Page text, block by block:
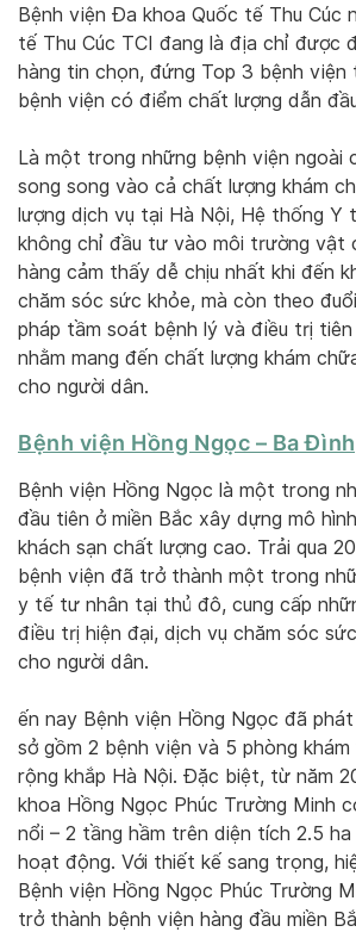
Bệnh viện Đa khoa Quốc tế Thu Cúc
tế Thu Cúc TCI đang là địa chỉ được
hàng tin chọn, đứng Top 3 bệnh
bệnh viện có điểm chất lượng dẫn
Là một trong những bệnh viện ngoài
song song vào cả chất lượng khám
lượng dịch vụ tại Hà Nội, Hệ thống Y
không chỉ đầu tư vào môi trường vật
hàng cảm thấy dễ chịu nhất khi đến
chăm sóc sức khỏe, mà còn theo
pháp tầm soát bệnh lý và điều trị
nhằm mang đến chất lượng khám
cho người dân.
Bệnh viện Hồng Ngọc – Ba
Bệnh viện Hồng Ngọc là một trong
đầu tiên ở miền Bắc xây dựng mô
khách sạn chất lượng cao. Trải qua
bệnh viện đã trở thành một trong
y tế tư nhân tại thủ đô, cung cấp
điều trị hiện đại, dịch vụ chăm sóc
cho người dân.
ến nay Bệnh viện Hồng Ngọc đã
sở gồm 2 bệnh viện và 5 phòng
rộng khắp Hà Nội. Đặc biệt, từ năm
khoa Hồng Ngọc Phúc Trường Minh
nổi – 2 tầng hầm trên diện tích 2.5
hoạt động. Với thiết kế sang trọng,
Bệnh viện Hồng Ngọc Phúc Trường
trở thành bệnh viện hàng đầu miền